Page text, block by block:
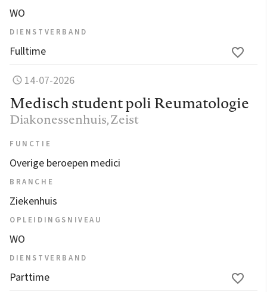
WO
DIENSTVERBAND
Fulltime
14-07-2026
Medisch student poli Reumatologie
Diakonessenhuis, Zeist
FUNCTIE
Overige beroepen medici
BRANCHE
Ziekenhuis
OPLEIDINGSNIVEAU
WO
DIENSTVERBAND
Parttime